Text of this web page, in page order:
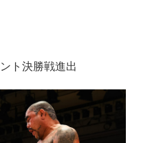
ト決勝戦進出